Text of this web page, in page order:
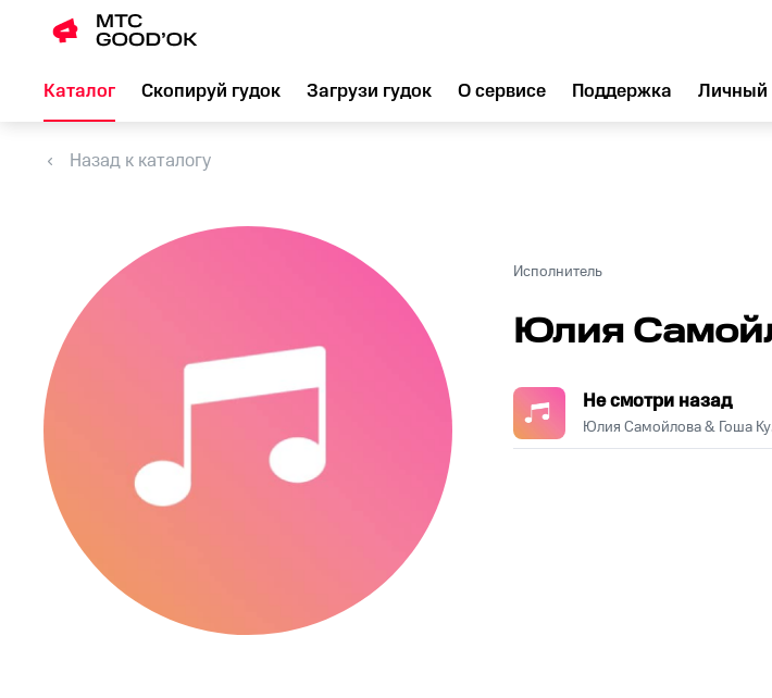
Каталог Скопируй гудок Загрузи гудок О сервисе Поддержка Личный
Назад к каталогу
Исполнитель
Юлия
Не смотри назад